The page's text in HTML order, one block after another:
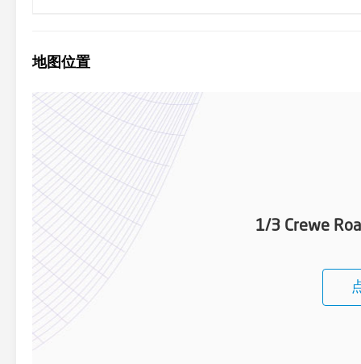
地图位置
1/3 Crewe